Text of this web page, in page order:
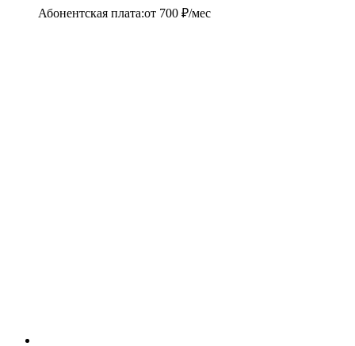
Абонентская плата:от 700 ₽/мес